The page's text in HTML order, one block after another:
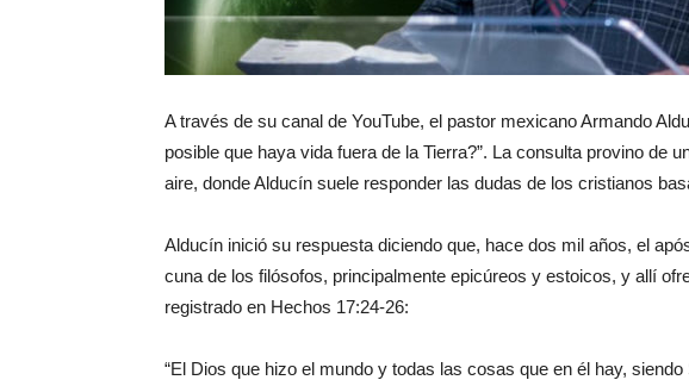
A través de su canal de YouTube, el pastor mexicano Armando
posible que haya vida fuera de la Tierra?”. La consulta provino de
aire, donde Alducín suele responder las dudas de los cristianos
Alducín inició su respuesta diciendo que, hace dos mil años, el
cuna de los filósofos, principalmente epicúreos y estoicos, y allí
registrado en Hechos 17:24-26:
“El Dios que hizo el mundo y todas las cosas que en él hay,